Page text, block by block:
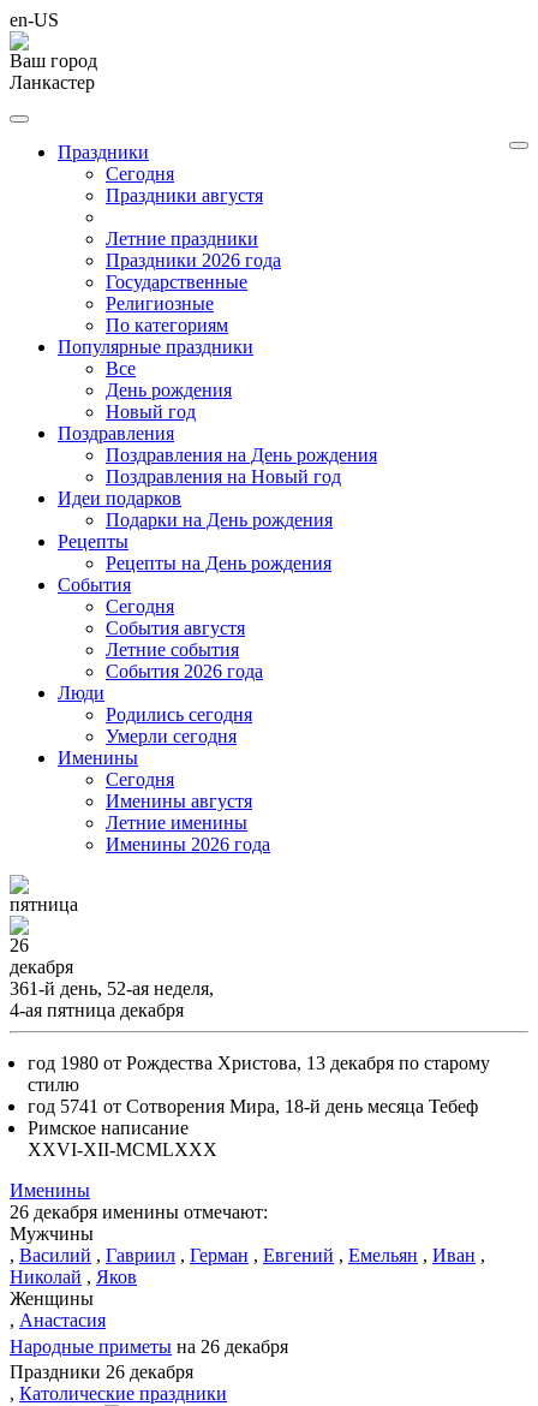
en-US
Ваш город
Ланкастер
Праздники
Cегодня
Праздники августя
Летние праздники
Праздники 2026 года
Государственные
Религиозные
По категориям
Популярные праздники
Все
День рождения
Новый год
Поздравления
Поздравления на День рождения
Поздравления на Новый год
Идеи подарков
Подарки на День рождения
Рецепты
Рецепты на День рождения
События
Cегодня
События августя
Летние события
События 2026 года
Люди
Родились сегодня
Умерли сегодня
Именины
Cегодня
Именины августя
Летние именины
Именины 2026 года
пятница
26
декабря
361-й день, 52-ая неделя,
4-ая пятница декабря
год 1980 от Рождества Христова, 13 декабря по старому
стилю
год 5741 от Сотворения Мира, 18-й день месяца Тебеф
Римское написание
XXVI-XII-MCMLXXX
Именины
26 декабря именины отмечают:
Мужчины
, Василий , Гавриил , Герман , Евгений , Емельян , Иван ,
Николай , Яков
Женщины
, Анастасия
Народные приметы на 26 декабря
Праздники 26 декабря
, Католические праздники